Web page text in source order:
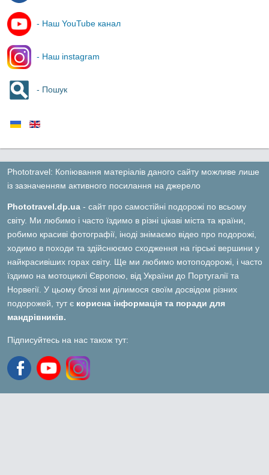
- Наш YouTube канал
- Наш instagram
- Пошук
Phototravel: Копіювання матеріалів даного сайту можливе лише
із зазначенням активного посилання на джерело
Phototravel.dp.ua - сайт про самостійні подорожі по всьому
світу. Ми любимо і часто їздимо в різні цікаві міста та країни,
робимо красиві фотографії, іноді знімаємо відео про подорожі,
ходимо в походи та здійснюємо сходження на гірські вершини у
найкрасивіших горах світу. Ще ми любимо мотоподорожі, і часто
їздимо на мотоциклі Європою, від України до Португалії та
Норвегії. У цьому блозі ми ділимося своїм досвідом різних
подорожей, тут є корисна інформація та поради для
мандрівників.
Підписуйтесь на нас також тут: